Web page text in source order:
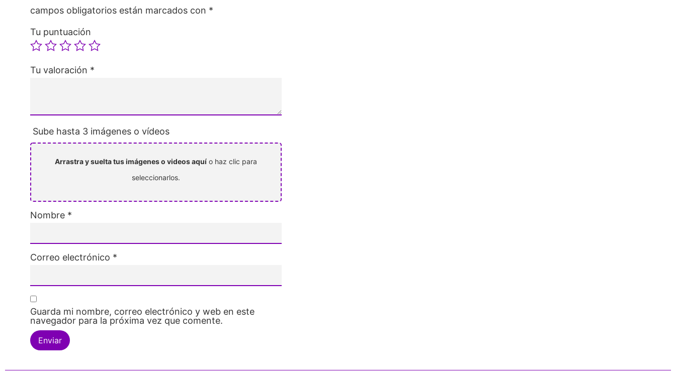
campos obligatorios están marcados con *
Tu puntuación
Tu valoración *
Sube hasta 3 imágenes o vídeos
Arrastra y suelta tus imágenes o videos aquí o haz clic para
seleccionarlos.
Nombre *
Correo electrónico *
Guarda mi nombre, correo electrónico y web en este
navegador para la próxima vez que comente.